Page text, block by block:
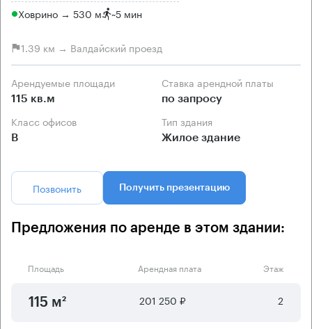
Ховрино → 530 м ~5 мин
1.39 км → Валдайский проезд
Арендуемые площади
115 кв.м
Ставка арендной платы
по запросу
Класс офисов
B
Тип здания
Жилое здание
Позвонить Получить презентацию
Предложения по аренде в этом здании:
Площадь Арендная плата Этаж
115 м² 201 250 ₽ 2